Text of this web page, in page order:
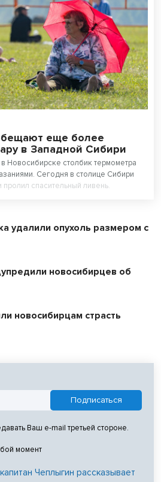
еще более
в Западной Сибири
Новосибирске столбик термометра
Сегодня в столице Сибири
спасительный ливень.
удалили опухоль размером с
новосибирцев об
новосибирцам страсть
Ваш e-mail третьей стороне.
момент
Чеплыгин рассказывает